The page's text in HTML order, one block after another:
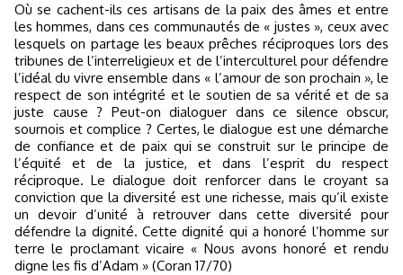
Où se cachent-ils ces artisans de la paix des âmes et entre
les hommes, dans ces communautés de « justes », ceux avec
lesquels on partage les beaux prêches réciproques lors des
tribunes de l’interreligieux et de l’interculturel pour défendre
l’idéal du vivre ensemble dans « l’amour de son prochain », le
respect de son intégrité et le soutien de sa vérité et de sa
juste cause ? Peut-on dialoguer dans ce silence obscur,
sournois et complice ? Certes, le dialogue est une démarche
de confiance et de paix qui se construit sur le principe de
l’équité et de la justice, et dans l’esprit du respect
réciproque. Le dialogue doit renforcer dans le croyant sa
conviction que la diversité est une richesse, mais qu’il existe
un devoir d’unité à retrouver dans cette diversité pour
défendre la dignité. Cette dignité qui a honoré l’homme sur
terre le proclamant vicaire « Nous avons honoré et rendu
digne les fis d’Adam » (Coran 17/70)